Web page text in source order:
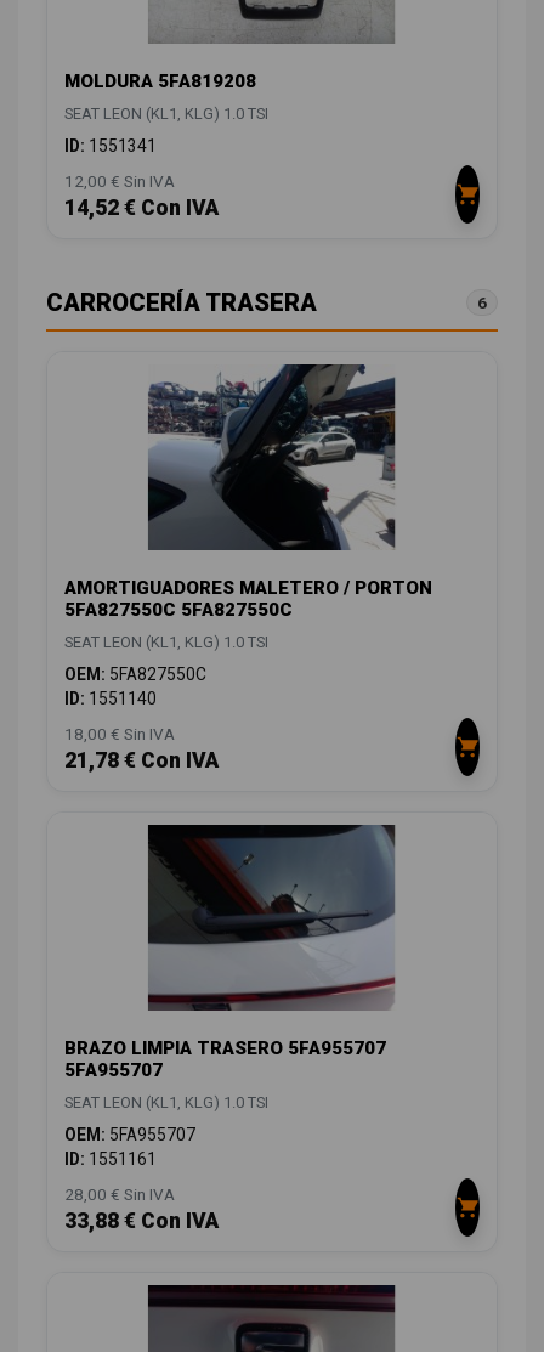
MOLDURA 5FA819208
SEAT LEON (KL1, KLG) 1.0 TSI
ID: 1551341
12,00 € Sin IVA
14,52 € Con IVA
CARROCERÍA TRASERA 6
AMORTIGUADORES MALETERO / PORTON
5FA827550C 5FA827550C
SEAT LEON (KL1, KLG) 1.0 TSI
OEM: 5FA827550C
ID: 1551140
18,00 € Sin IVA
21,78 € Con IVA
BRAZO LIMPIA TRASERO 5FA955707
5FA955707
SEAT LEON (KL1, KLG) 1.0 TSI
OEM: 5FA955707
ID: 1551161
28,00 € Sin IVA
33,88 € Con IVA